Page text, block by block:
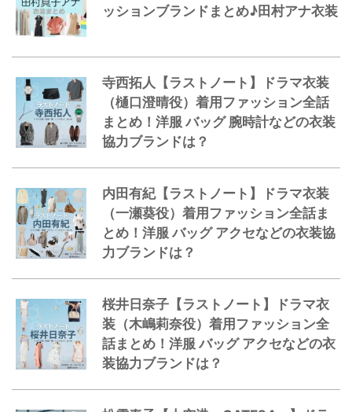
ッションブランドまとめ♪田村アナ衣装
寺西拓人【ラストノート】ドラマ衣装
（樋口澄晴役）着用ファッション全話
まとめ！洋服 バッグ 腕時計などの衣装
協力ブランドは？
内田有紀【ラストノート】ドラマ衣装
（一瀬葵役）着用ファッション全話ま
とめ！洋服 バッグ アクセなどの衣装協
力ブランドは？
桜井日奈子【ラストノート】ドラマ衣
装（木嶋莉奈役）着用ファッション全
話まとめ！洋服 バッグ アクセなどの衣
装協力ブランドは？